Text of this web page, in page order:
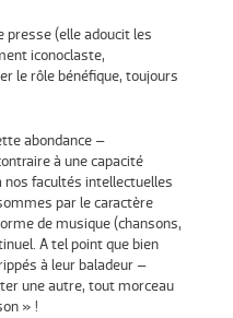
presse (elle adoucit les
iconoclaste,
le rôle bénéfique, toujours
abondance –
à une capacité
nos facultés intellectuelles
par le caractère
de musique (chansons,
A tel point que bien
à leur baladeur –
une autre, tout morceau
» !